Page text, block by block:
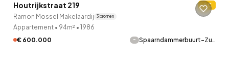
Houtrijkstraat 219 C
Ramon Mossel Makelaardij 3 bronnen
Appartement • 94m² • 1986
€ 600.000
- Spaarndammerbuurt-Zu…